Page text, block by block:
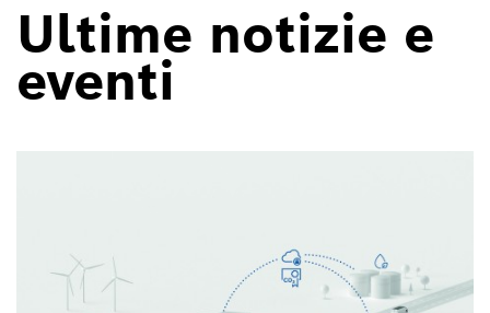
Ultime notizie e
eventi